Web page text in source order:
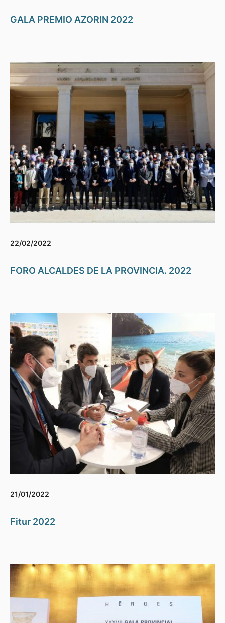
GALA PREMIO AZORIN 2022
22/02/2022
FORO ALCALDES DE LA PROVINCIA. 2022
21/01/2022
Fitur 2022